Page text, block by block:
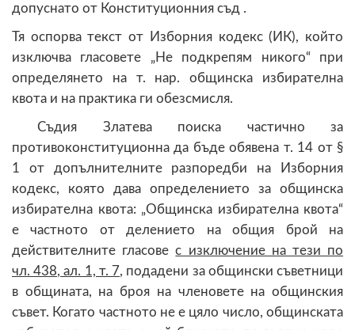
допуснато от Конституционния съд .
Тя оспорва текст от Изборния кодекс (ИК), който
изключва гласовете „Не подкрепям никого“ при
определянето на т. нар. общинска избирателна
квота и на практика ги обезсмисля.
Съдия Златева поиска частично за
противоконституционна да бъде обявена т. 14 от §
1 от допълнителните разпоредби на Изборния
кодекс, която дава определението за общинска
избирателна квота: „Общинска избирателна квота“
е частното от делението на общия брой на
действителните гласовес изключение на тези по
чл. 438, ал. 1, т. 7, подадени за общински съветници
в общината, на броя на членовете на общинския
съвет. Когато частното не е цяло число, общинската